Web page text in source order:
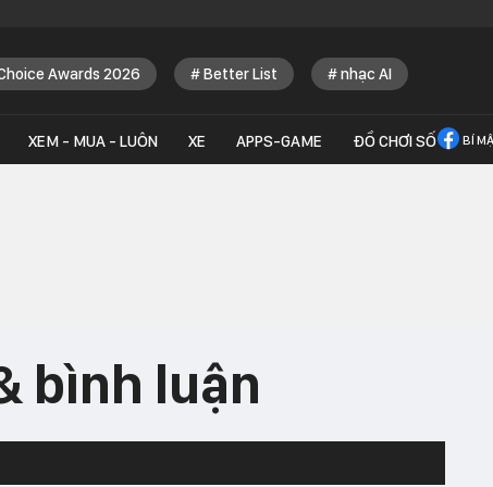
Awards 2026 Better List nhạc AI
XEM - MUA - LUÔN XE APPS-GAME ĐỒ CHƠI SỐ BÍ
bình luận